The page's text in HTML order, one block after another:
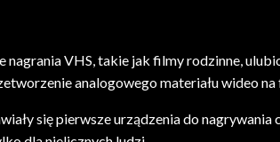
VHS, takie jak filmy rodzinne,
analogowego materiału wideo
się pierwsze urządzenia do